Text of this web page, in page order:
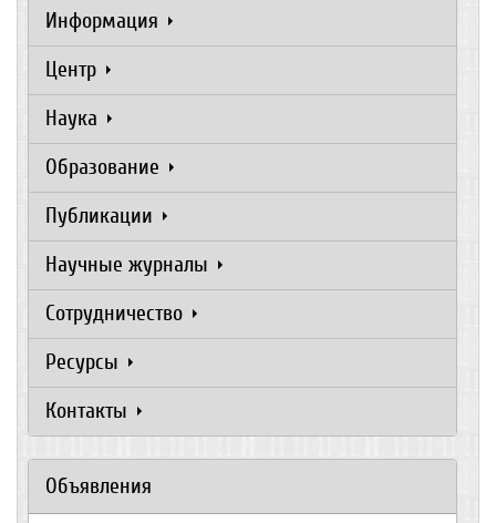
Информация
Центр
Наука
Образование
Публикации
Научные журналы
Сотрудничество
Ресурсы
Контакты
Объявления